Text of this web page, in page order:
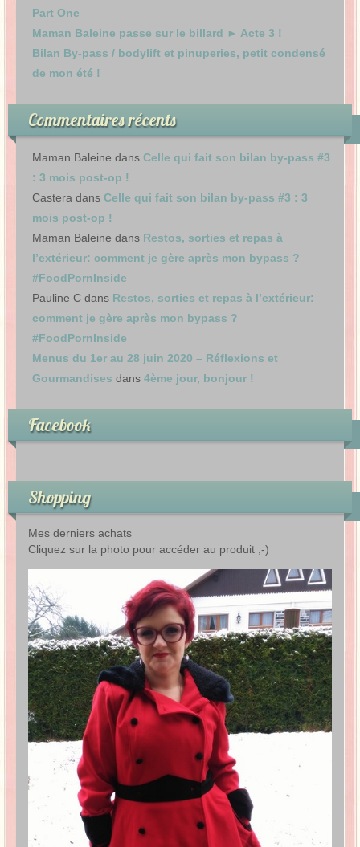
Part One
Maman Baleine passe sur le billard ► Acte 3 !
Bilan By-pass / bodylift et pinuperies, petit condensé
de mon été !
Commentaires récents
Maman Baleine dans Celle qui fait son bilan by-pass #3
: 3 mois post-op !
Castera dans Celle qui fait son bilan by-pass #3 : 3
mois post-op !
Maman Baleine dans Restos, sorties et repas à
l’extérieur: comment je gère après mon bypass ?
#FoodPornInside
Pauline C dans Restos, sorties et repas à l’extérieur:
comment je gère après mon bypass ?
#FoodPornInside
Menus du 1er au 28 juin 2020 – Réflexions et
Gourmandises dans 4ème jour, bonjour !
Facebook
Shopping
Mes derniers achats
Cliquez sur la photo pour accéder au produit ;-)